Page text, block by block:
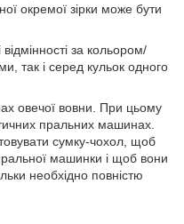
окремої зірки може бути
за кольором/
так і серед кульок одного
овечої вовни. При цьому
пральних машинах.
сумку-чохол, щоб
машинки і щоб вони
необхідно повністю